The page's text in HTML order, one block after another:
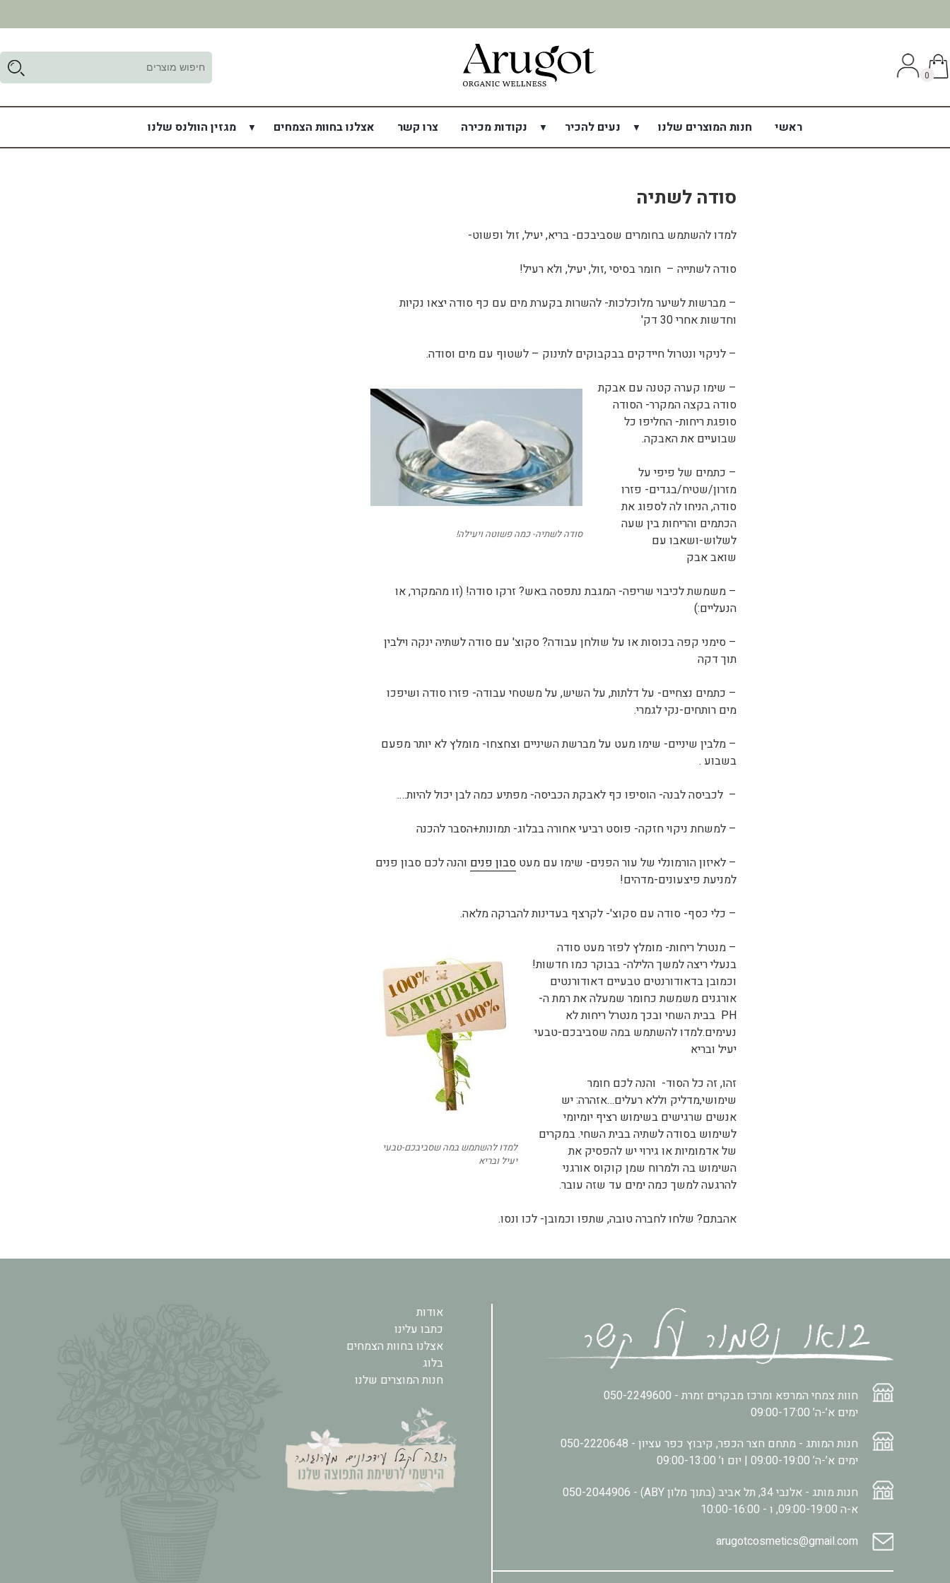
0
ראשי חנות המוצרים שלנו נעים להכיר נקודות מכירה צרו קשר אצלנו בחוות הצמחים מגזין הוולנס שלנו
סודה לשתיה
למדו להשתמש בחומרים שסביבכם- בריא, יעיל, זול ופשוט-
סודה לשתייה – חומר בסיסי ,זול, יעיל, ולא רעיל!
– מברשות לשיער מלוכלכות- להשרות בקערת מים עם כף סודה יצאו נקיות
וחדשות אחרי 30 דק'
– לניקוי ונטרול חיידקים בבקבוקים לתינוק – לשטוף עם מים וסודה.
סודה לשתיה- כמה פשוטה ויעילה!
– שימו קערה קטנה עם אבקת
סודה בקצה המקרר- הסודה
סופגת ריחות- החליפו כל
שבועיים את האבקה.
– כתמים של פיפי על
מזרון/שטיח/בגדים- פזרו
סודה, הניחו לה לספוג את
הכתמים והריחות בין שעה
לשלוש-ושאבו עם
שואב אבק
– משמשת לכיבוי שריפה- המגבת נתפסה באש? זרקו סודה! (זו מהמקרר, או
הנעליים:)
– סימני קפה בכוסות או על שולחן עבודה? סקוצ' עם סודה לשתיה ינקה וילבין
תוך דקה
– כתמים נצחיים- על דלתות, על השיש, על משטחי עבודה- פזרו סודה ושיפכו
מים רותחים-נקי לגמרי.
– מלבין שיניים- שימו מעט על מברשת השיניים וצחצחו- מומלץ לא יותר מפעם
בשבוע .
– לכביסה לבנה- הוסיפו כף לאבקת הכביסה- מפתיע כמה לבן יכול להיות….
– למשחת ניקוי חזקה- פוסט רביעי אחורה בבלוג- תמונות+הסבר להכנה
– לאיזון הורמונלי של עור הפנים- שימו עם מעט סבון פנים והנה לכם סבון פנים
למניעת פיצעונים-מדהים!
– כלי כסף- סודה עם סקוצ'- לקרצף בעדינות להברקה מלאה.
למדו להשתמש במה שסביבכם-טבעי
יעיל ובריא
– מנטרל ריחות- מומלץ לפזר מעט סודה
בנעלי ריצה למשך הלילה- בבוקר כמו חדשות!
וכמובן בדאודורנטים טבעיים דאודורנטים
אורגנים משמשת כחומר שמעלה את רמת ה-
PH בבית השחי ובכך מנטרל ריחות לא
נעימים.למדו להשתמש במה שסביבכם-טבעי
יעיל ובריא
זהו, זה כל הסוד- והנה לכם חומר
שימושי,מדליק וללא רעלים…אזהרה: יש
אנשים שרגישים בשימוש רציף יומיומי
לשימוש בסודה לשתיה בבית השחי. במקרים
של אדמומיות או גירוי יש להפסיק את
השימוש בה ולמרוח שמן קוקוס אורגני
להרגעה למשך כמה ימים עד שזה עובר.
אהבתם? שלחו לחברה טובה, שתפו וכמובן- לכו ונסו.
חוות צמחי המרפא ומרכז מבקרים זמרת - 050-2249600
ימים א’-ה’ 09:00-17:00
חנות המותג - מתחם חצר הכפר, קיבוץ כפר עציון - 050-2220648
ימים א’-ה’ 09:00-19:00 | יום ו’ 09:00-13:00
חנות מותג - אלנבי 34, תל אביב (בתוך מלון ABY) -
050-2044906
א-ה 09:00-19:00, ו - 10:00-16:00
arugotcosmetics@gmail.com
אודות
כתבו עלינו
אצלנו בחוות הצמחים
בלוג
חנות המוצרים שלנו